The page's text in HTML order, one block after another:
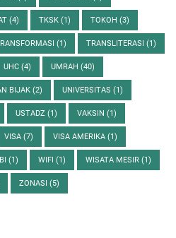
(4) TKSK (1) TOKOH (3)
(1) TRANSLITERASI (1)
UHC (4) UMRAH (40)
BIJAK (2) UNIVERSITAS (1)
USTADZ (1) VAKSIN (1)
VISA (7) VISA AMERIKA (1)
(1) WIFI (1) WISATA MESIR (1)
ZONASI (5)